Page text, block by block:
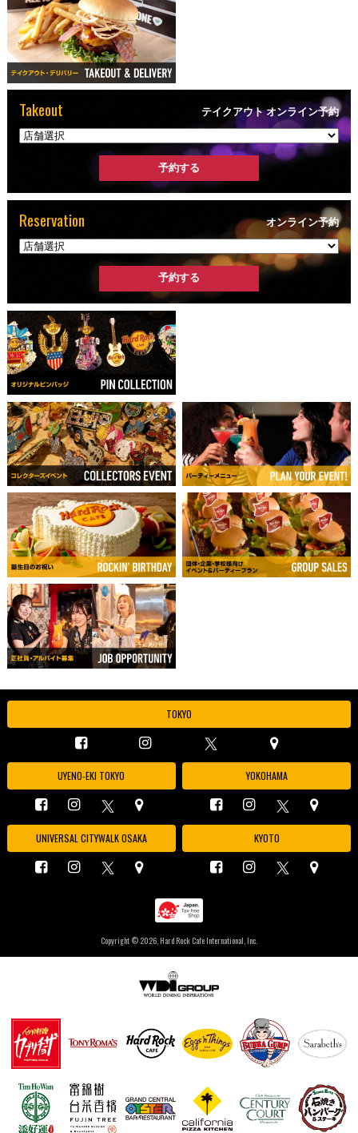
Takeout テイクアウト オンライン予約
Reservation オンライン予約
TOKYO
UYENO-EKI TOKYO YOKOHAMA
UNIVERSAL CITYWALK OSAKA KYOTO
Copyright © 2026, Hard Rock Cafe International, Inc.